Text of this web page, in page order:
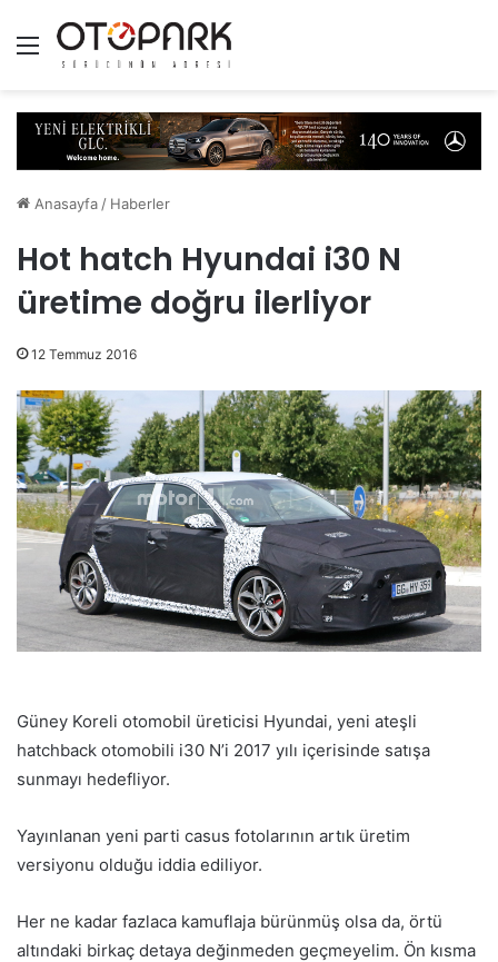
Menü
Anasayfa / Haberler
Hot hatch Hyundai i30 N
üretime doğru ilerliyor
12 Temmuz 2016
Güney Koreli otomobil üreticisi Hyundai, yeni ateşli
hatchback otomobili i30 N’i 2017 yılı içerisinde satışa
sunmayı hedefliyor.
Yayınlanan yeni parti casus fotolarının artık üretim
versiyonu olduğu iddia ediliyor.
Her ne kadar fazlaca kamuflaja bürünmüş olsa da, örtü
altındaki birkaç detaya değinmeden geçmeyelim. Ön kısma